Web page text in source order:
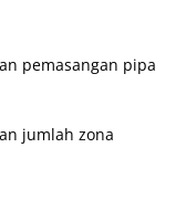
pemasangan pipa
jumlah zona